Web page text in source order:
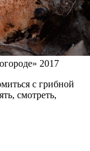
2017
с грибной
смотреть,